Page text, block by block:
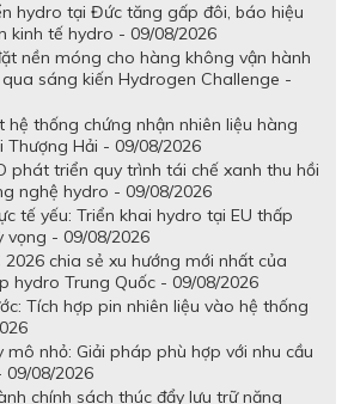
hydro tại Đức tăng gấp đôi, báo hiệu
kinh tế hydro - 09/08/2026
nền móng cho hàng không vận hành
sáng kiến Hydrogen Challenge -
hệ thống chứng nhận nhiên liệu hàng
Hải - 09/08/2026
phát triển quy trình tái chế xanh thu hồi
nghệ hydro - 09/08/2026
tế yếu: Triển khai hydro tại EU thấp
vọng - 09/08/2026
chia sẻ xu hướng mới nhất của
hydro Trung Quốc - 09/08/2026
Tích hợp pin nhiên liệu vào hệ thống
nhỏ: Giải pháp phù hợp với nhu cầu
08/2026
chính sách thúc đẩy lưu trữ năng